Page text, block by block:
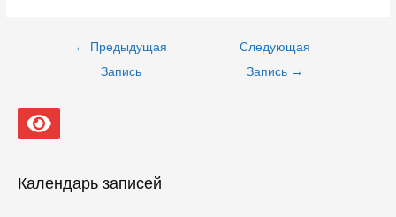
Навигация
← Предыдущая
Запись
Следующая
Запись →
Календарь записей